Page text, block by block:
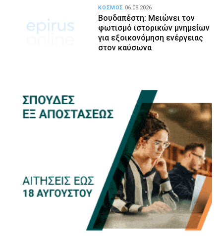
Βουδαπέστη: Μειώνει τον
φωτισμό ιστορικών μνημείων
για εξοικονόμηση ενέργειας
στον καύσωνα
ΚΟΣΜΟΣ 06.08.2026